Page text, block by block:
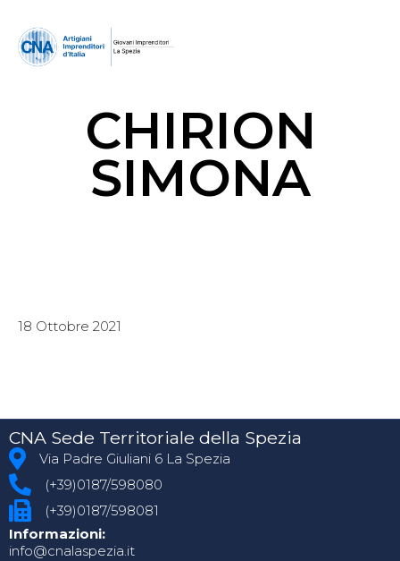
CHIRION
SIMONA
18 Ottobre 2021
CNA Sede Territoriale della Spezia
Via Padre Giuliani 6 La Spezia
(+39)0187/598080
(+39)0187/598081
Informazioni:
info@cnalaspezia.it